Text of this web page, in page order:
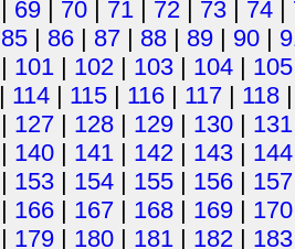
| 69 | 70 | 71 | 72 | 73 | 74 |
85 | 86 | 87 | 88 | 89 | 90 |
| 101 | 102 | 103 | 104 | 105
| 114 | 115 | 116 | 117 | 118
| 127 | 128 | 129 | 130 | 131
| 140 | 141 | 142 | 143 | 144
| 153 | 154 | 155 | 156 | 157
| 166 | 167 | 168 | 169 | 170
| 179 | 180 | 181 | 182 | 183